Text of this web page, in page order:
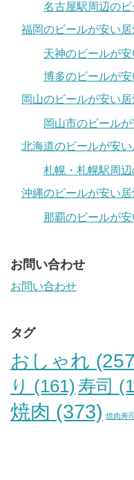
名古屋駅周辺の
福岡のビールが安い居
天神のビールが
博多のビールが
岡山のビールが安い居
岡山市のビール
北海道のビールが安い
札幌・札幌駅周
沖縄のビールが安い居
那覇のビールが
お問い合わせ
お問い合わせ
タグ
おしゃれ
り (161) 寿司
焼肉 (373) 焼肉寿司